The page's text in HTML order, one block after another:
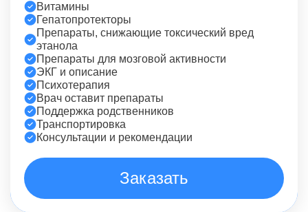
Витамины
Гепатопротекторы
Препараты, снижающие токсический вред
этанола
Препараты для мозговой активности
ЭКГ и описание
Психотерапия
Врач оставит препараты
Поддержка родственников
Транспортировка
Консультации и рекомендации
Заказать